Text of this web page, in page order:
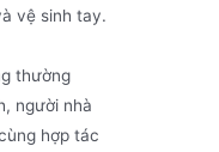
vệ sinh tay.
thường
người nhà
hợp tác